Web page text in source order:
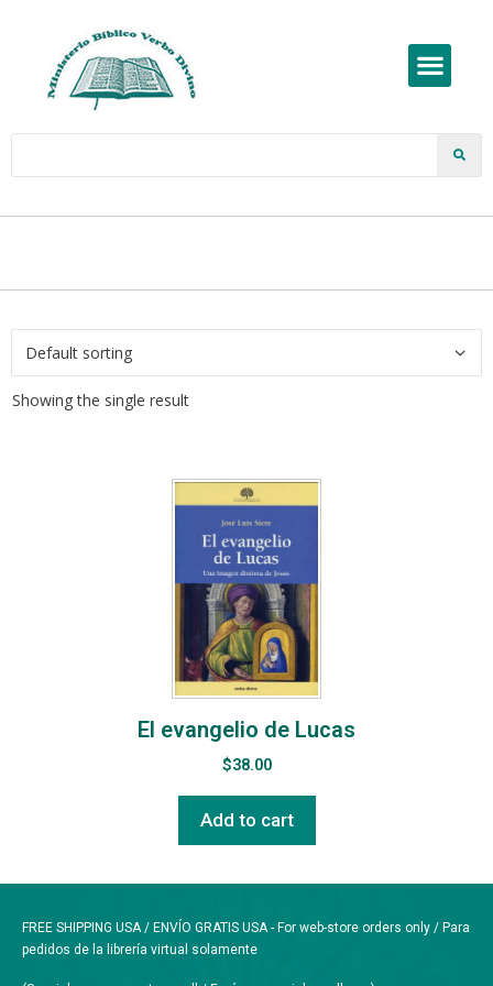
Showing the single result
El evangelio de Lucas
$38.00
Add to cart
FREE SHIPPING USA / ENVÍO GRATIS USA - For web-store orders only / Para
pedidos de la librería virtual solamente